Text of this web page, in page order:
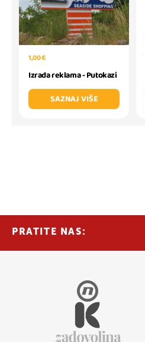
1,00 €
Izrada reklama - Putokazi
SAZNAJ VIŠE
PRATITE NAS: